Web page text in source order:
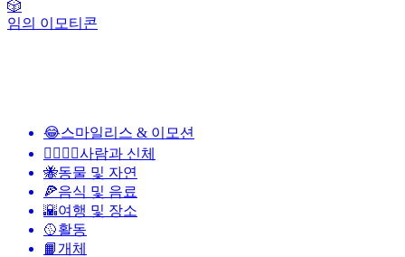
🎲
임의 이모티콘
😂스마일리스 & 이모션
👩‍❤️‍💋‍👨사람과 신체
🐝동물 및 자연
🍕음식 및 음료
🌇여행 및 장소
🥎활동
📙개체